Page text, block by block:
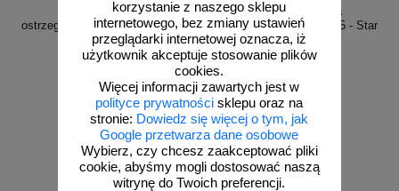
korzystanie z naszego sklepu
internetowego, bez zmiany ustawień
przeglądarki internetowej oznacza, iż
użytkownik akceptuje stosowanie plików
cookies.
Więcej informacji zawartych jest w
polityce prywatności sklepu oraz na
stronie: Dowiedz się więcej o tym, jak
Google przetwarza dane osobowe
Wybierz, czy chcesz zaakceptować pliki
cookie, abyśmy mogli dostosować naszą
witrynę do Twoich preferencji.
Lampa zmierzchowa
ostrzegawcza drogowa U-35 - Star
2000 - czerwona
od 63,59 zł
51,70 zł netto
do koszyka
Lampa zmierzchowa
ostrzegawcza drogowa U-35 - Star
2000 - żółta
od 63,59 zł
51,70 zł netto
do koszyka